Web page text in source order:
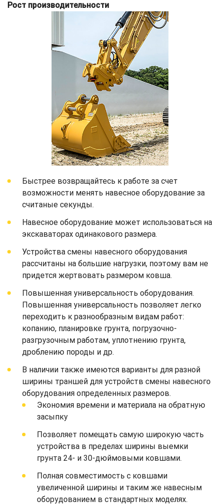
Рост производительности
Быстрее возвращайтесь к работе за счет
возможности менять навесное оборудование за
считаные секунды.
Навесное оборудование может использоваться на
экскаваторах одинакового размера.
Устройства смены навесного оборудования
рассчитаны на большие нагрузки, поэтому вам не
придется жертвовать размером ковша.
Повышенная универсальность оборудования.
Повышенная универсальность позволяет легко
переходить к разнообразным видам работ:
копанию, планировке грунта, погрузочно-
разгрузочным работам, уплотнению грунта,
дроблению породы и др.
В наличии также имеются варианты для разной
ширины траншей для устройств смены навесного
оборудования определенных размеров.
Экономия времени и материала на обратную
засыпку
Позволяет помещать самую широкую часть
устройства в пределах ширины выемки
грунта 24- и 30-дюймовыми ковшами.
Полная совместимость с ковшами
увеличенной ширины и таким же навесным
оборудованием в стандартных моделях.